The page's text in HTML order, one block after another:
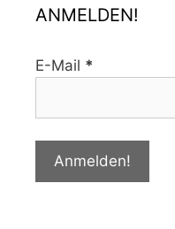
ANMELDEN!
E-Mail *